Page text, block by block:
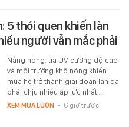
5 thói quen khiến làn
người vẫn mắc phải
Nắng nóng, tia UV cường độ cao
và môi trường khô nóng khiến
mùa hè trở thành giai đoạn làn da
phải chịu nhiều áp lực nhất…
XEM MUA LUÔN - 6 giờ trước